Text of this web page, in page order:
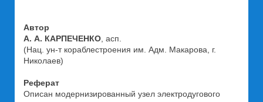
Автор
А. А. КАРПЕЧЕНКО , асп.
(Нац. ун-т кораблестроения им. Адм. Макарова, г.
Николаев)
Реферат
Описан модернизированный узел электродугового